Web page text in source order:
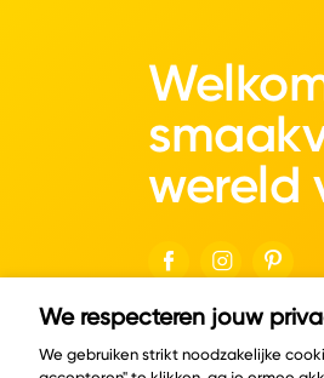
wereld
© Copyright 2026
We respecteren jouw
We gebruiken strikt noodzakelijke